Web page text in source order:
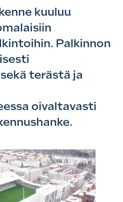
kuuluu
Palkinnon
terästä ja
oivaltavasti